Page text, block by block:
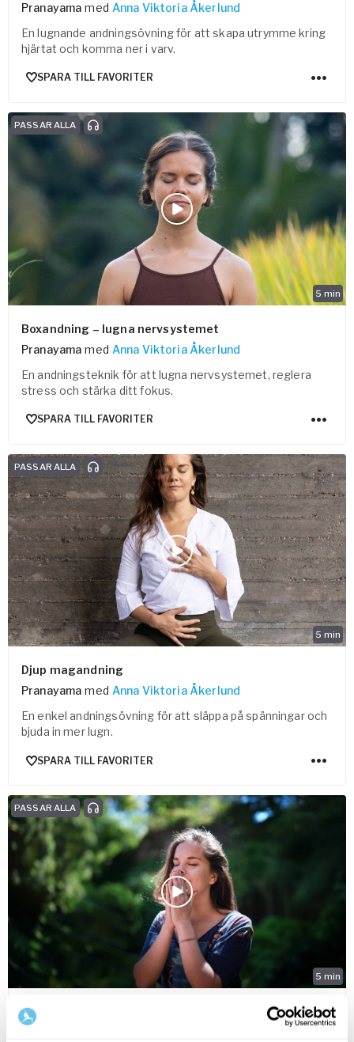
Pranayama med Anna Viktoria Åkerlund
En lugnande andningsövning för att skapa utrymme kring
hjärtat och komma ner i varv.
SPARA TILL FAVORITER
5 min
PASSAR ALLA
Boxandning – lugna nervsystemet
Pranayama med Anna Viktoria Åkerlund
En andningsteknik för att lugna nervsystemet, reglera
stress och stärka ditt fokus.
SPARA TILL FAVORITER
5 min
PASSAR ALLA
Djup magandning
Pranayama med Anna Viktoria Åkerlund
En enkel andningsövning för att släppa på spänningar och
bjuda in mer lugn.
SPARA TILL FAVORITER
5 min
PASSAR ALLA
Three Anchors Meditation